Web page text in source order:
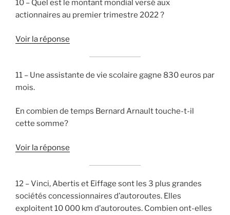
10 – Quel est le montant mondial versé aux
actionnaires au premier trimestre 2022 ?
Voir la réponse
11 – Une assistante de vie scolaire gagne 830 euros par
mois.
En combien de temps Bernard Arnault touche-t-il
cette somme?
Voir la réponse
12 – Vinci, Abertis et Eiffage sont les 3 plus grandes
sociétés concessionnaires d’autoroutes. Elles
exploitent 10 000 km d’autoroutes. Combien ont-elles